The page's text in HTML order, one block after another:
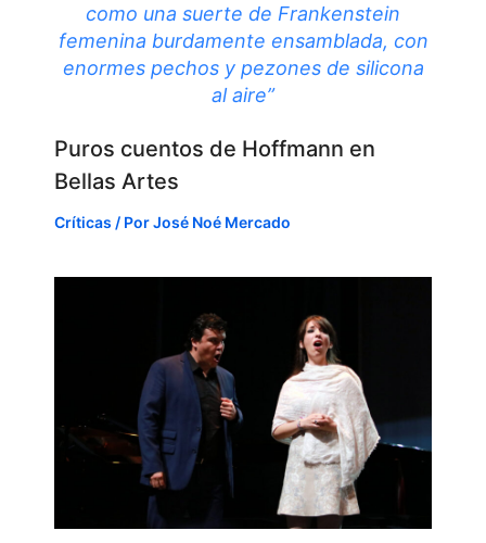
como una suerte de Frankenstein
femenina burdamente ensamblada, con
enormes pechos y pezones de silicona
al aire”
Puros cuentos de Hoffmann en
Bellas Artes
Críticas / PorJosé Noé Mercado